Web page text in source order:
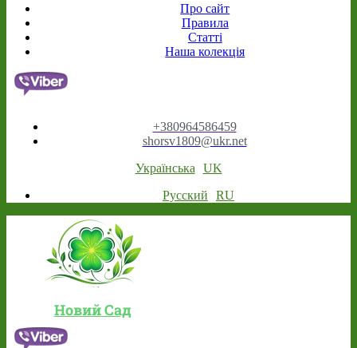
Про сайт
Правила
Статті
Наша колекція
+380964586459
shorsv1809@ukr.net
Українська
UK
Русский
RU
Новий Сад